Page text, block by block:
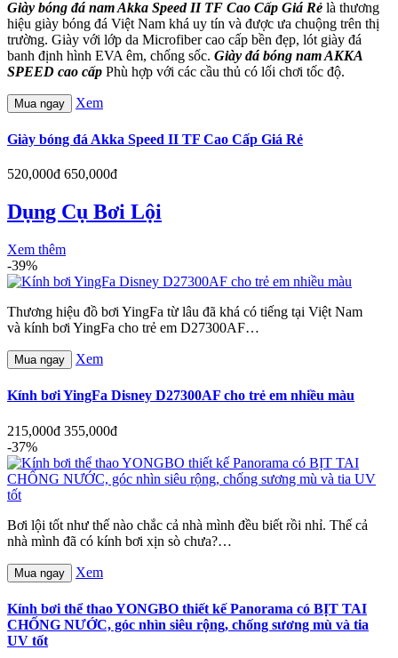
Giày bóng đá nam Akka Speed II TF Cao Cấp Giá Rẻ là thương
hiệu giày bóng đá Việt Nam khá uy tín và được ưa chuộng trên thị
trường. Giày với lớp da Microfiber cao cấp bền đẹp, lót giày đá
banh định hình EVA êm, chống sốc. Giày đá bóng nam AKKA
SPEED cao cấp Phù hợp với các cầu thủ có lối chơi tốc độ.
Mua ngay Xem
Giày bóng đá Akka Speed II TF Cao Cấp Giá Rẻ
520,000đ 650,000đ
Dụng Cụ Bơi Lội
Xem thêm
-39%
Thương hiệu đồ bơi YingFa từ lâu đã khá có tiếng tại Việt Nam
và kính bơi YingFa cho trẻ em D27300AF…
Mua ngay Xem
Kính bơi YingFa Disney D27300AF cho trẻ em nhiều màu
215,000đ 355,000đ
-37%
Bơi lội tốt như thế nào chắc cả nhà mình đều biết rồi nhỉ. Thế cả
nhà mình đã có kính bơi xịn sò chưa?…
Mua ngay Xem
Kính bơi thể thao YONGBO thiết kế Panorama có BỊT TAI
CHỐNG NƯỚC, góc nhìn siêu rộng, chống sương mù và tia
UV tốt